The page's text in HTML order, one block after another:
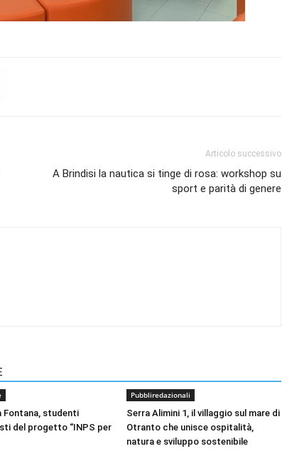
Articolo successivo
A Brindisi la nautica si tinge di rosa: workshop su
sport e parità di genere
Fontana, studenti
del progetto “INPS per
Pubbliredazionali
Serra Alimini 1, il villaggio sul mare di
Otranto che unisce ospitalità,
natura e sviluppo sostenibile